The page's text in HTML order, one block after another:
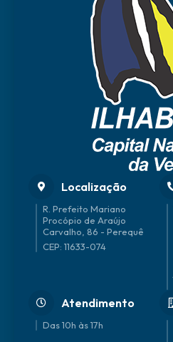
Localização
R. Prefeito Mariano
Procópio de Araújo
Carvalho, 86 - Perequê
CEP: 11633-074
Atendimento
Das 10h às 17h